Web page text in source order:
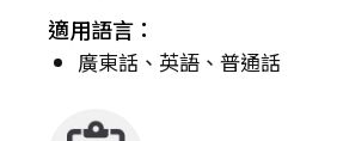
適用語言：
廣東話、英語、普通話